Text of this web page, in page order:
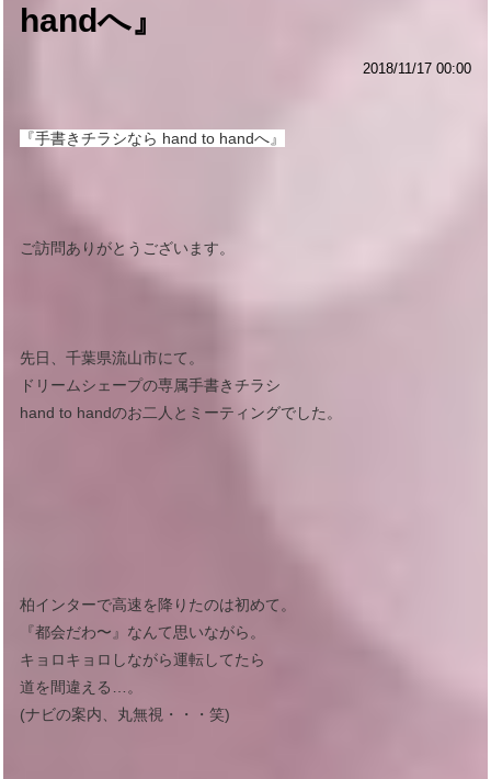
handへ』
2018/11/17 00:00
『手書きチラシなら hand to handへ』
ご訪問ありがとうございます。
先日、千葉県流山市にて。
ドリームシェープの専属手書きチラシ
hand to handのお二人とミーティングでした。
柏インターで高速を降りたのは初めて。
『都会だわ〜』なんて思いながら。
キョロキョロしながら運転してたら
道を間違える…。
(ナビの案内、丸無視・・・笑)